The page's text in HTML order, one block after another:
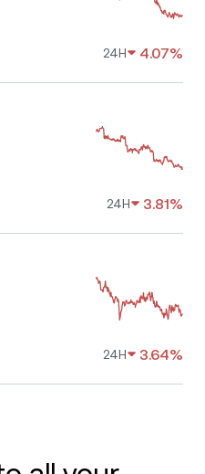
24H 4.07%
24H 3.81%
24H 3.64%